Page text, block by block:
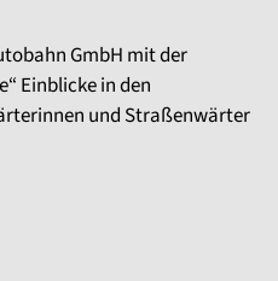
GmbH mit der
Einblicke in den
und Straßenwärter